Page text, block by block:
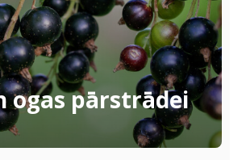
ogas pārstrādei